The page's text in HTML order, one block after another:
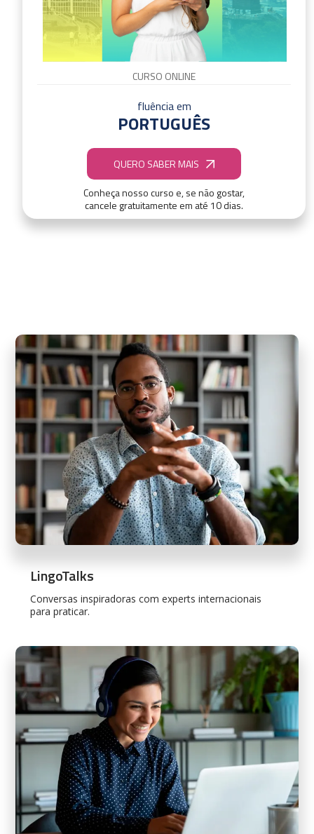
CURSO ONLINE
fluência em
PORTUGUÊS
QUERO SABER MAIS
Conheça nosso curso e, se não gostar,
cancele gratuitamente em até 10 dias.
LingoTalks
Conversas inspiradoras com experts internacionais
para praticar.